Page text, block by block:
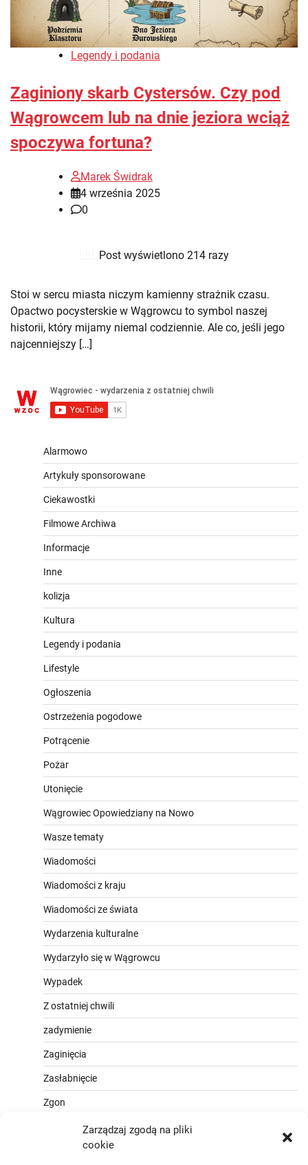
Zarządzaj zgodą na pliki
cookie
Legendy i podania
Zaginiony skarb Cystersów. Czy pod
Wągrowcem lub na dnie jeziora wciąż
spoczywa fortuna?
Marek Świdrak
4 września 2025
0
Post wyświetlono 214 razy
Stoi w sercu miasta niczym kamienny strażnik czasu.
Opactwo pocysterskie w Wągrowcu to symbol naszej
historii, który mijamy niemal codziennie. Ale co, jeśli jego
najcenniejszy […]
Alarmowo
Artykuły sponsorowane
Ciekawostki
Filmowe Archiwa
Informacje
Inne
kolizja
Kultura
Legendy i podania
Lifestyle
Ogłoszenia
Ostrzeżenia pogodowe
Potrącenie
Pożar
Utonięcie
Wągrowiec Opowiedziany na Nowo
Wasze tematy
Wiadomości
Wiadomości z kraju
Wiadomości ze świata
Wydarzenia kulturalne
Wydarzyło się w Wągrowcu
Wypadek
Z ostatniej chwili
zadymienie
Zaginięcia
Zasłabnięcie
Zgon